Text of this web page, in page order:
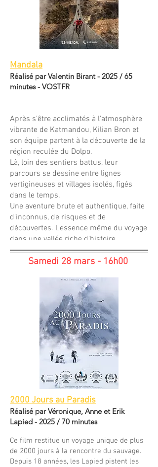
Mandala
Réalisé par Valentin Birant - 2025 / 65
minutes - VOSTFR
Après s'être acclimatés à l'atmosphère
vibrante de Katmandou, Kilian Bron et
son équipe partent à la découverte de la
région reculée du Dolpo.
Là, loin des sentiers battus, leur
parcours se dessine entre lignes
vertigineuses et villages isolés, figés
dans le temps.
Une aventure brute et authentique, faite
d'inconnus, de risques et de
découvertes. L'essence même du voyage
dans une vallée riche d'histoire
Samedi 28 mars - 16h00
2000 Jours au Paradis
Réalisé par Véronique, Anne et Erik
Lapied - 2025 / 70 minutes
Ce film restitue un voyage unique de plus
de 2000 jours à la rencontre du sauvage.
Depuis 18 années, les Lapied pistent les